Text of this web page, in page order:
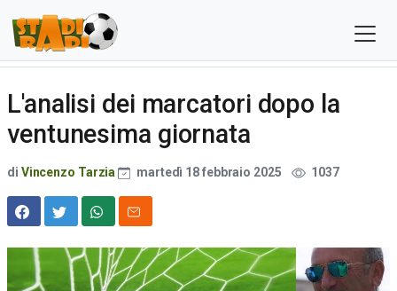
L'analisi dei marcatori dopo la
ventunesima giornata
di Vincenzo Tarzia martedì 18 febbraio 2025 1037